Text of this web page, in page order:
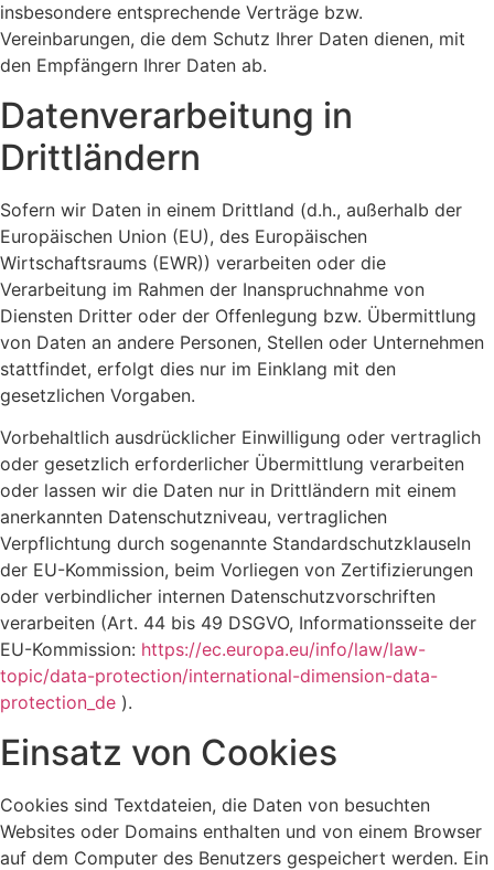
insbesondere entsprechende Verträge bzw.
Vereinbarungen, die dem Schutz Ihrer Daten dienen, mit
den Empfängern Ihrer Daten ab.
Datenverarbeitung in
Drittländern
Sofern wir Daten in einem Drittland (d.h., außerhalb der
Europäischen Union (EU), des Europäischen
Wirtschaftsraums (EWR)) verarbeiten oder die
Verarbeitung im Rahmen der Inanspruchnahme von
Diensten Dritter oder der Offenlegung bzw. Übermittlung
von Daten an andere Personen, Stellen oder Unternehmen
stattfindet, erfolgt dies nur im Einklang mit den
gesetzlichen Vorgaben.
Vorbehaltlich ausdrücklicher Einwilligung oder vertraglich
oder gesetzlich erforderlicher Übermittlung verarbeiten
oder lassen wir die Daten nur in Drittländern mit einem
anerkannten Datenschutzniveau, vertraglichen
Verpflichtung durch sogenannte Standardschutzklauseln
der EU-Kommission, beim Vorliegen von Zertifizierungen
oder verbindlicher internen Datenschutzvorschriften
verarbeiten (Art. 44 bis 49 DSGVO, Informationsseite der
EU-Kommission: https://ec.europa.eu/info/law/law-
topic/data-protection/international-dimension-data-
protection_de ).
Einsatz von Cookies
Cookies sind Textdateien, die Daten von besuchten
Websites oder Domains enthalten und von einem Browser
auf dem Computer des Benutzers gespeichert werden. Ein